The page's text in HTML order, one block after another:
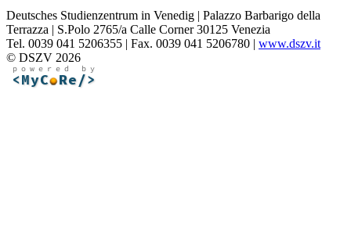
Deutsches Studienzentrum in Venedig | Palazzo Barbarigo della
Terrazza | S.Polo 2765/a Calle Corner 30125 Venezia
Tel. 0039 041 5206355 | Fax. 0039 041 5206780 | www.dszv.it
© DSZV 2026